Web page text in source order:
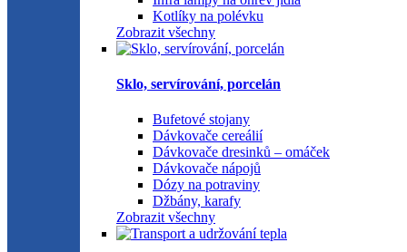
Kotlíky na polévku
Zobrazit všechny
Sklo, servírování, porcelán
Bufetové stojany
Dávkovače cereálií
Dávkovače dresinků – omáček
Dávkovače nápojů
Dózy na potraviny
Džbány, karafy
Zobrazit všechny